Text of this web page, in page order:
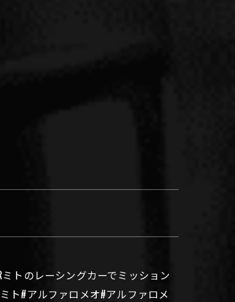
トのレーシングカーでミッション
ト#アルファロメオ#アルファロメ